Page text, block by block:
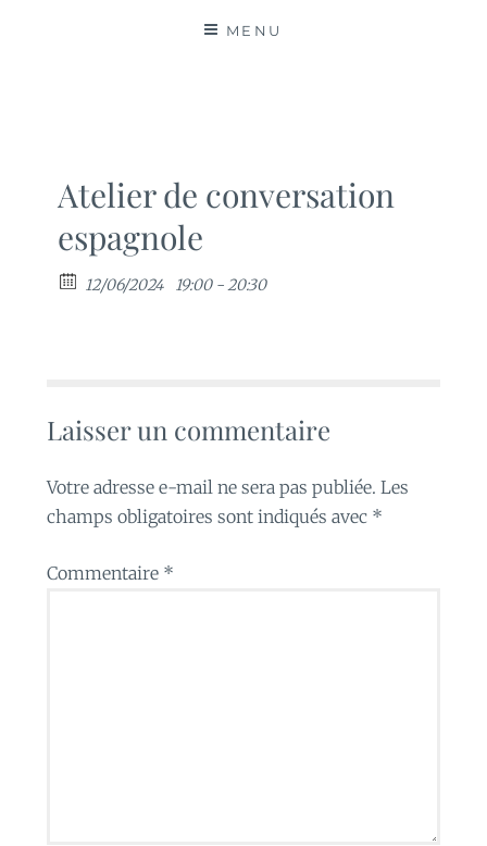
MENU
Atelier de conversation
espagnole
12/06/2024 19:00 - 20:30
Laisser un commentaire
Votre adresse e-mail ne sera pas publiée. Les
champs obligatoires sont indiqués avec *
Commentaire *